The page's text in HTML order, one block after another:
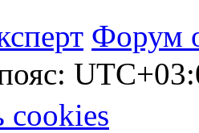
Форум
cookies